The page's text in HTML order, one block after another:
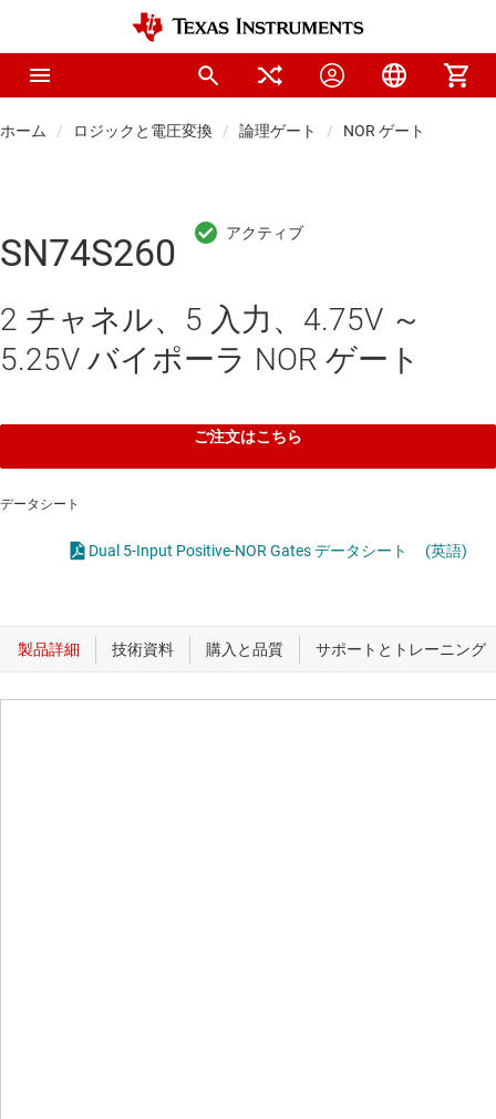
ホーム ロジックと電圧変換 論理ゲート NOR ゲート
SN74S260
2 チャネル、5 入力、4.75V ～
5.25V バイポーラ NOR ゲート
ご注文はこちら
データシート
Dual 5-Input Positive-NOR Gates データシート (英語)